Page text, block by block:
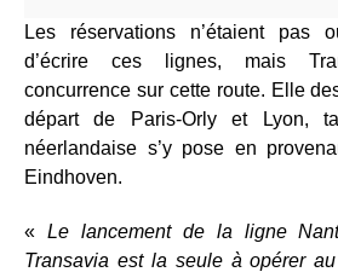
Les réservations n’étaient pas
d’écrire ces lignes, mais
concurrence sur cette route. Elle
départ de Paris-Orly et Lyon,
néerlandaise s’y pose en
Eindhoven.
« Le lancement de la ligne
Transavia est la seule à opérer